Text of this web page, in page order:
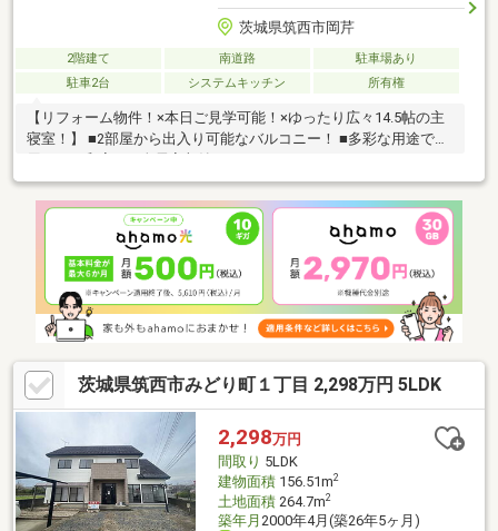
茨城県筑西市岡芹
2階建て 南道路
駐車場あり
駐車2台
システムキッチン 所有権
【リフォーム物件！×本日ご見学可能！×ゆったり広々14.5帖の主
寝室！】 ■2部屋から出入り可能なバルコニー！ ■多彩な用途で使
茨城県筑西市みどり町１丁目 2,298万円 5LDK
2,298万円
間取り 5LDK
建物面積156.51m2
土地面積264.7m2
築年月 2000年4月(築26年5ヶ月)